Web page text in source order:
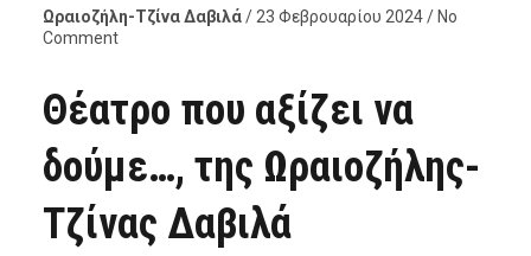
Ωραιοζήλη-Τζίνα Δαβιλά/ 23 Φεβρουαρίου 2024 / No
Comment
Θέατρο που αξίζει να
δούμε…, της Ωραιοζήλης-
Τζίνας Δαβιλά